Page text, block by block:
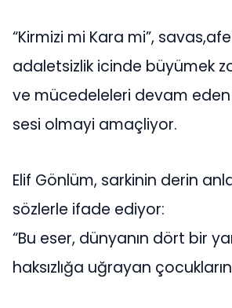
“Kirmizi mi Kara mi”,
adaletsizlik icinde büyümek
ve mücedeleleri devam
sesi olmayi amaçliyor.
Elif Gönlüm, sarkinin derin
sözlerle ifade ediyor:
“Bu eser, dünyanın dört bir
haksızlığa uğrayan çocukların